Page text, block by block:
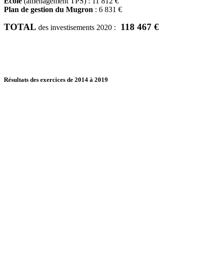
Plan de gestion du Mugron : 6 831 €
TOTAL des investisements 2020 : 118 467 €
Résultats des exercices de 2014 à 2019